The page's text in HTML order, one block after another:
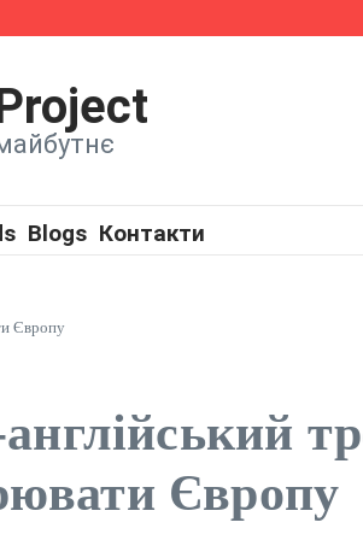
Blogs Контакти
Європу
Європу